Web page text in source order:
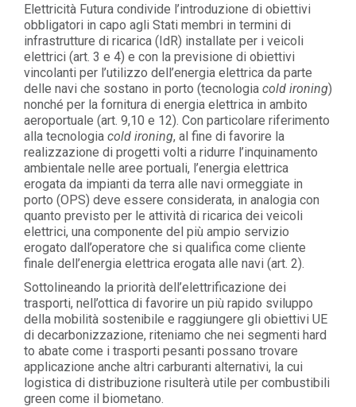
Elettricità Futura condivide l’introduzione di obiettivi
obbligatori in capo agli Stati membri in termini di
infrastrutture di ricarica (IdR) installate per i veicoli
elettrici (art. 3 e 4) e con la previsione di obiettivi
vincolanti per l’utilizzo dell’energia elettrica da parte
delle navi che sostano in porto (tecnologia cold ironing)
nonché per la fornitura di energia elettrica in ambito
aeroportuale (art. 9,10 e 12). Con particolare riferimento
alla tecnologia cold ironing, al fine di favorire la
realizzazione di progetti volti a ridurre l’inquinamento
ambientale nelle aree portuali, l’energia elettrica
erogata da impianti da terra alle navi ormeggiate in
porto (OPS) deve essere considerata, in analogia con
quanto previsto per le attività di ricarica dei veicoli
elettrici, una componente del più ampio servizio
erogato dall’operatore che si qualifica come cliente
finale dell’energia elettrica erogata alle navi (art. 2).
Sottolineando la priorità dell’elettrificazione dei
trasporti, nell’ottica di favorire un più rapido sviluppo
della mobilità sostenibile e raggiungere gli obiettivi UE
di decarbonizzazione, riteniamo che nei segmenti hard
to abate come i trasporti pesanti possano trovare
applicazione anche altri carburanti alternativi, la cui
logistica di distribuzione risulterà utile per combustibili
green come il biometano.